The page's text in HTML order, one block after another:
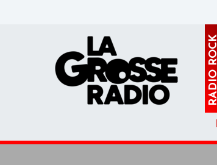
RADIO
ROCK